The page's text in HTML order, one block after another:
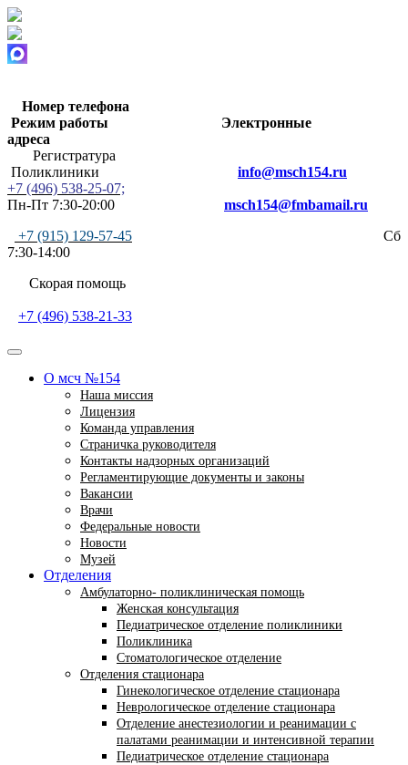
Номер телефона
Режим работы
Электронные
адреса
Регистратура
Поликлиники
info@msch154.ru
+7 (496) 538-25-07;
Пн-Пт 7:30-20:00 msch154@fmbamail.ru
+7 (915) 129-57-45
Сб
7:30-14:00
Скорая помощь
+7 (496) 538-21-33
О мсч №154
Наша миссия
Лицензия
Команда управления
Страничка руководителя
Контакты надзорных организаций
Регламентирующие документы и законы
Вакансии
Врачи
Федеральные новости
Новости
Музей
Отделения
Амбулаторно- поликлиническая помощь
Женская консультация
Педиатрическое отделение поликлиники
Поликлиника
Стоматологическое отделение
Отделения стационара
Гинекологическое отделение стационара
Неврологическое отделение стационара
Отделение анестезиологии и реанимации с
палатами реанимации и интенсивной терапии
Педиатрическое отделение стационара